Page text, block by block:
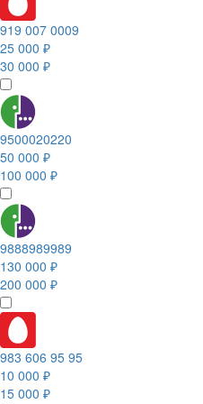
919 007 0009
25 000 ₽
30 000 ₽
9500020220
50 000 ₽
100 000 ₽
9888989989
130 000 ₽
200 000 ₽
983 606 95 95
10 000 ₽
15 000 ₽